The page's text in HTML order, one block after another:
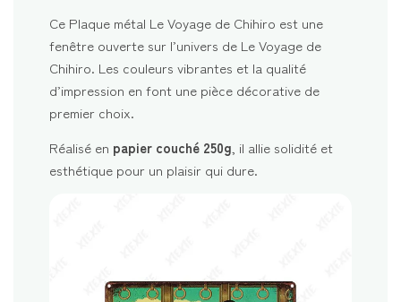
Ce Plaque métal Le Voyage de Chihiro est une
fenêtre ouverte sur l’univers de Le Voyage de
Chihiro. Les couleurs vibrantes et la qualité
d’impression en font une pièce décorative de
premier choix.
Réalisé en papier couché 250g , il allie solidité et
esthétique pour un plaisir qui dure.